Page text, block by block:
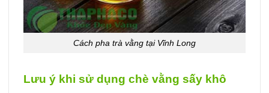
Cách pha trà vằng tại Vĩnh Long
Lưu ý khi sử dụng chè vằng sấy khô